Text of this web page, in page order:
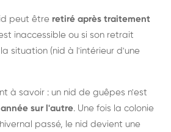
peut être retiré après traitement
inaccessible ou si son retrait
situation (nid à l'intérieur d'une
à savoir : un nid de guêpes n'est
sur l'autre. Une fois la colonie
passé, le nid devient une